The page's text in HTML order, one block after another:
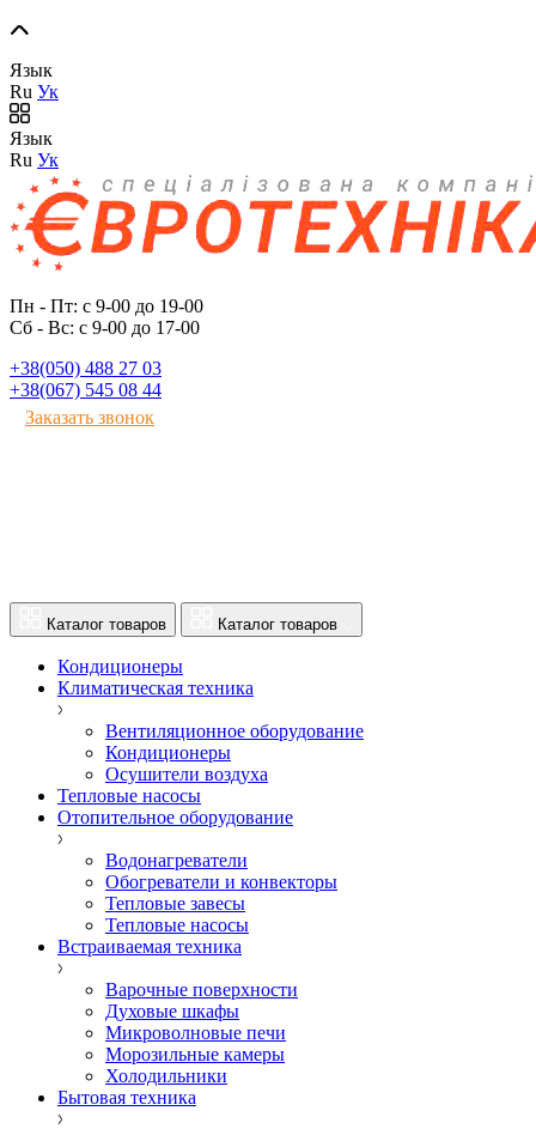
Язык
Ru Ук
Язык
Ru Ук
Пн - Пт: с 9-00 до 19-00
Сб - Вс: с 9-00 до 17-00
+38(050) 488 27 03
+38(067) 545 08 44
Заказать звонок
Каталог товаров Каталог товаров
Кондиционеры
Климатическая техника
Вентиляционное оборудование
Кондиционеры
Осушители воздуха
Тепловые насосы
Отопительное оборудование
Водонагреватели
Обогреватели и конвекторы
Тепловые завесы
Тепловые насосы
Встраиваемая техника
Варочные поверхности
Духовые шкафы
Микроволновые печи
Морозильные камеры
Холодильники
Бытовая техника